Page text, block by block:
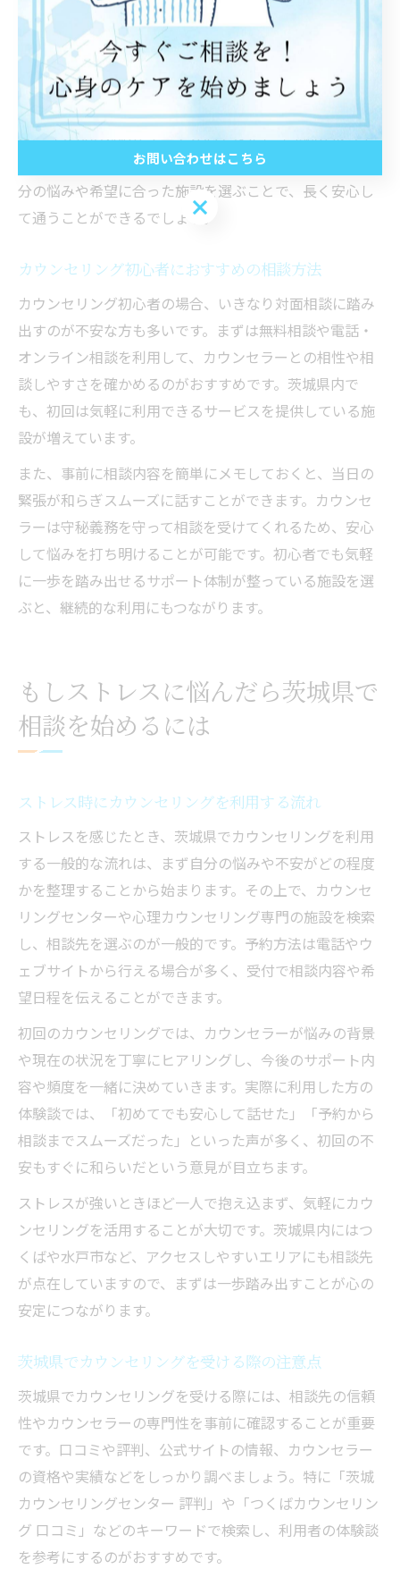
談やグループセラピーなど多様なサービスを提供してい
ます。
また、施設の雰囲気やプライバシーへの配慮、相談料の
明確さも大切な要素です。実際に利用した方の体験談で
は、「受付の対応が丁寧で安心できた」「予約が取りや
すかった」など具体的なポイントが参考になります。自
分の悩みや希望に合った施設を選ぶことで、長く安心し
て通うことができるでしょう。
カウンセリング初心者におすすめの相談方法
カウンセリング初心者の場合、いきなり対面相談に踏み
出すのが不安な方も多いです。まずは無料相談や電話・
オンライン相談を利用して、カウンセラーとの相性や相
談しやすさを確かめるのがおすすめです。茨城県内で
も、初回は気軽に利用できるサービスを提供している施
設が増えています。
また、事前に相談内容を簡単にメモしておくと、当日の
緊張が和らぎスムーズに話すことができます。カウンセ
ラーは守秘義務を守って相談を受けてくれるため、安心
して悩みを打ち明けることが可能です。初心者でも気軽
に一歩を踏み出せるサポート体制が整っている施設を選
ぶと、継続的な利用にもつながります。
もしストレスに悩んだら茨城県で
相談を始めるには
ストレス時にカウンセリングを利用する流れ
ストレスを感じたとき、茨城県でカウンセリングを利用
する一般的な流れは、まず自分の悩みや不安がどの程度
かを整理することから始まります。その上で、カウンセ
リングセンターや心理カウンセリング専門の施設を検索
し、相談先を選ぶのが一般的です。予約方法は電話やウ
ェブサイトから行える場合が多く、受付で相談内容や希
望日程を伝えることができます。
初回のカウンセリングでは、カウンセラーが悩みの背景
や現在の状況を丁寧にヒアリングし、今後のサポート内
容や頻度を一緒に決めていきます。実際に利用した方の
体験談では、「初めてでも安心して話せた」「予約から
相談までスムーズだった」といった声が多く、初回の不
安もすぐに和らいだという意見が目立ちます。
ストレスが強いときほど一人で抱え込まず、気軽にカウ
ンセリングを活用することが大切です。茨城県内にはつ
くばや水戸市など、アクセスしやすいエリアにも相談先
が点在していますので、まずは一歩踏み出すことが心の
安定につながります。
茨城県でカウンセリングを受ける際の注意点
茨城県でカウンセリングを受ける際には、相談先の信頼
性やカウンセラーの専門性を事前に確認することが重要
です。口コミや評判、公式サイトの情報、カウンセラー
の資格や実績などをしっかり調べましょう。特に「茨城
カウンセリングセンター 評判」や「つくばカウンセリン
グ 口コミ」などのキーワードで検索し、利用者の体験談
を参考にするのがおすすめです。
お問い合わせはこちら
お問い合わせはこちら